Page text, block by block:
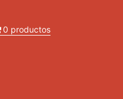
0 productos